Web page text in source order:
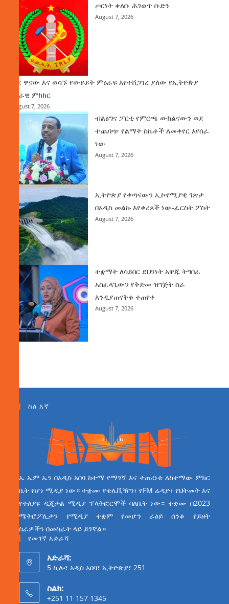
ጦርነት ቀለቡ ሕገወጥ ቡድን
August 7, 2026
ወደ ዋናው እና ወሳኙ የውይይት ምዕራፍ እየተሸጋገረ ያለው የኢትዮጵያ
ሀገራዊ ምክክር
August 7, 2026
ብልፅግና ፓርቲ የምርጫ ውክልናውን ወደ
ተጨባጭ የልማት ስኬቶች ለመቀየር እየሰራ
ነው
August 7, 2026
ኢትዮጵያ የቀጣናውን ኢኮኖሚያዊ ገጽታ
በአዲስ መልኩ እየቀረጸች ነው-ፈርስት ፖስት
August 7, 2026
ተቋማት ለሳይበር ደህንነት አዋጁ ትግበራ
አስፈላጊውን የቅድመ ዝግጅት ስራ
እንዲያጠናቅቁ ተጠየቀ
August 7, 2026
ስለ እኛ
ኤ ኤም ኤን በአዲስ አበባ ከተማ የማገኝ እና ተጠሪነቱ ለከተማው ምክር
ቤት የሆነ ሚዲያ ነው። ተቋሙ የቴሌቪዥን፣ የFM ሬዲዮ፣ የህትመት እና
የተለያዩ ዲጂታል ሚዲያ ፕላትፎርሞች ባለቤት ነው። ተቋሙ በ2023
ሜትሮፖሊታን የሚዲያ ተቋም የመሆን ራዕይ ሰንቆ የይዘት
ስራዎችን በመስራት ላይ ይገኛል።
የመገኛ አድራሻ
አድራሻ:
5 ኪሎ፣ አዲስ አበባ፣ ኢትዮጵያ፣ 251
ስልክ:
+251 11 157 1345